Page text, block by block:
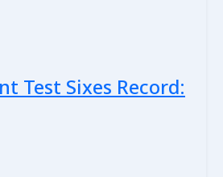
Test Sixes Record: